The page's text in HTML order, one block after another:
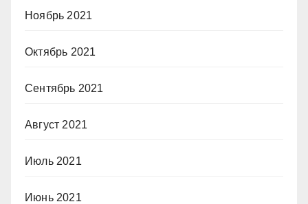
Ноябрь 2021
Октябрь 2021
Сентябрь 2021
Август 2021
Июль 2021
Июнь 2021